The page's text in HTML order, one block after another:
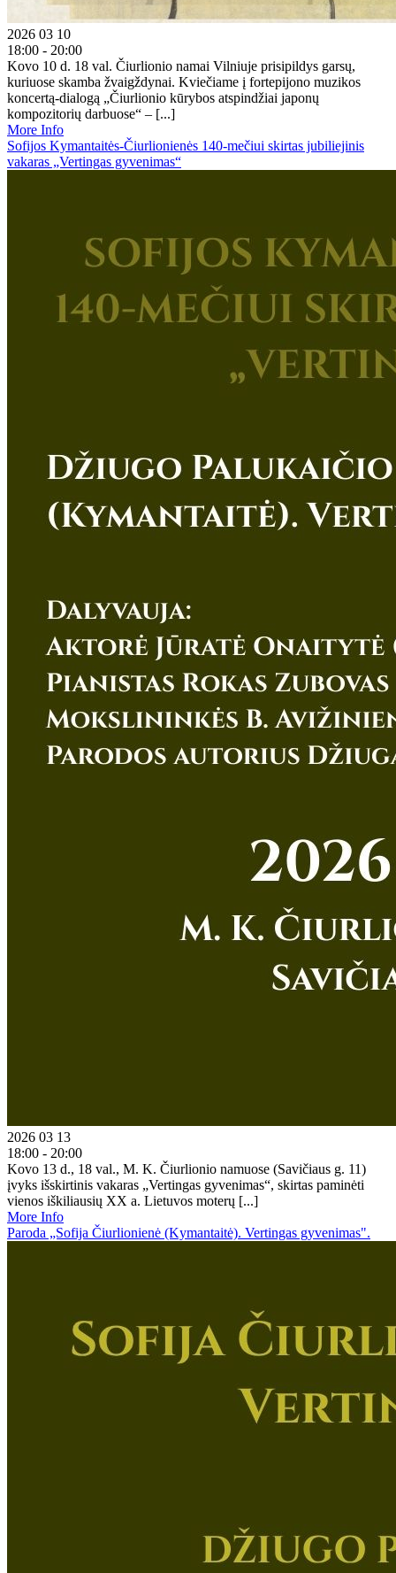
2026 03 10
18:00 - 20:00
Kovo 10 d. 18 val. Čiurlionio namai Vilniuje prisipildys garsų,
kuriuose skamba žvaigždynai. Kviečiame į fortepijono muzikos
koncertą-dialogą „Čiurlionio kūrybos atspindžiai japonų
kompozitorių darbuose“ – [...]
More Info
Sofijos Kymantaitės-Čiurlionienės 140-mečiui skirtas jubiliejinis
vakaras „Vertingas gyvenimas“
2026 03 13
18:00 - 20:00
Kovo 13 d., 18 val., M. K. Čiurlionio namuose (Savičiaus g. 11)
įvyks išskirtinis vakaras „Vertingas gyvenimas“, skirtas paminėti
vienos iškiliausių XX a. Lietuvos moterų [...]
More Info
Paroda „Sofija Čiurlionienė (Kymantaitė). Vertingas gyvenimas".